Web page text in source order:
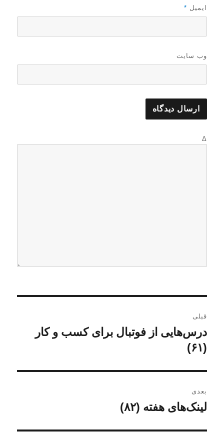
ایمیل *
وب‌ سایت
Δ
ا
ه
ب
ر
ی
ن
قبلی
ن
و
ت
ق
ل
درس‌هایی از فوتبال برای کسب و کار
(۶۱)
بعدی
ش
لینک‌های هفته (۸۲)